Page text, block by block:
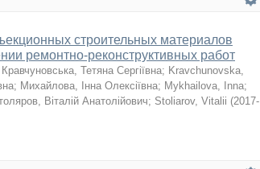
строительных материалов
ремонтно-реконструктивных работ
Кравчуновська, Тетяна Сергіївна; Kravchunovska,
; Михайлова, Інна Олексіївна; Mykhailova, Inna;
Віталій Анатолійович; Stoliarov, Vitalii (2017-